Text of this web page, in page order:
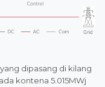
dipasang di kilang
kontena 5.015MWj